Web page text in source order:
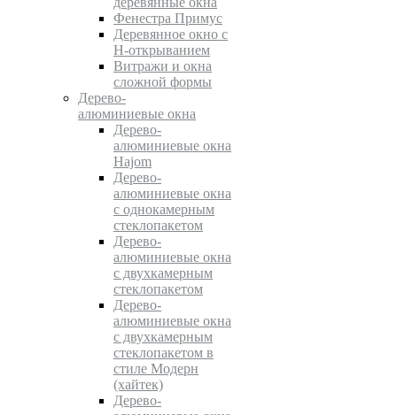
Фенестра Примус
Деревянное окно с
Н-открыванием
Витражи и окна
сложной формы
Дерево-
алюминиевые окна
Дерево-
алюминиевые окна
Hajom
Дерево-
алюминиевые окна
с однокамерным
стеклопакетом
Дерево-
алюминиевые окна
с двухкамерным
стеклопакетом
Дерево-
алюминиевые окна
с двухкамерным
стеклопакетом в
стиле Модерн
(хайтек)
Дерево-